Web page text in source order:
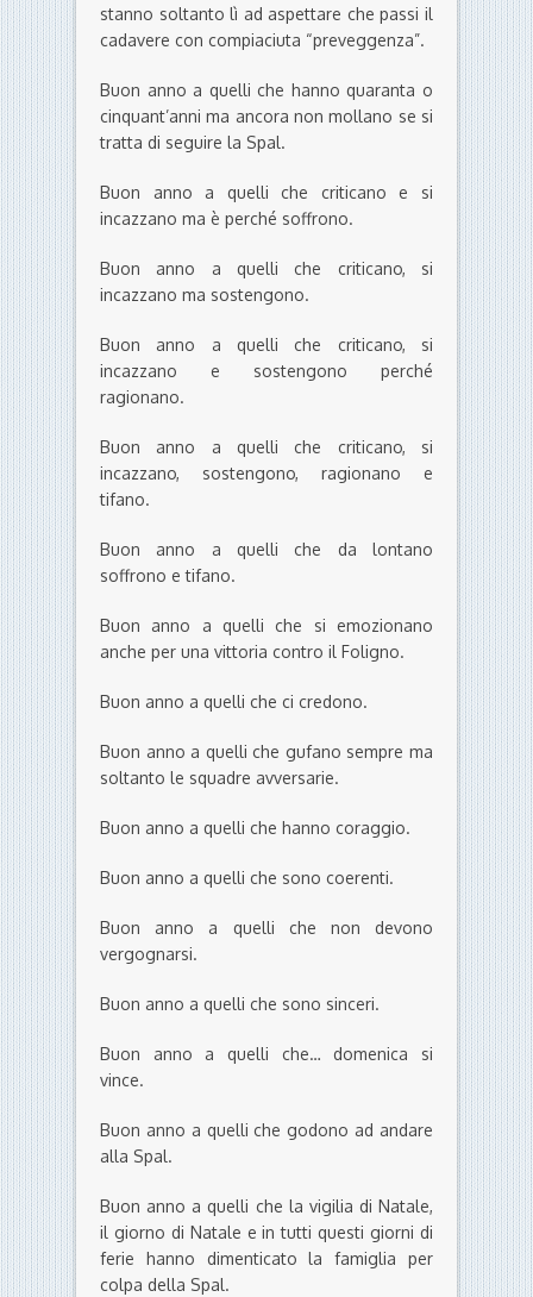
stanno soltanto lì ad aspettare che passi il
cadavere con compiaciuta “preveggenza”.
Buon anno a quelli che hanno quaranta o
cinquant’anni ma ancora non mollano se si
tratta di seguire la Spal.
Buon anno a quelli che criticano e si
incazzano ma è perché soffrono.
Buon anno a quelli che criticano, si
incazzano ma sostengono.
Buon anno a quelli che criticano, si
incazzano e sostengono perché
ragionano.
Buon anno a quelli che criticano, si
incazzano, sostengono, ragionano e
tifano.
Buon anno a quelli che da lontano
soffrono e tifano.
Buon anno a quelli che si emozionano
anche per una vittoria contro il Foligno.
Buon anno a quelli che ci credono.
Buon anno a quelli che gufano sempre ma
soltanto le squadre avversarie.
Buon anno a quelli che hanno coraggio.
Buon anno a quelli che sono coerenti.
Buon anno a quelli che non devono
vergognarsi.
Buon anno a quelli che sono sinceri.
Buon anno a quelli che… domenica si
vince.
Buon anno a quelli che godono ad andare
alla Spal.
Buon anno a quelli che la vigilia di Natale,
il giorno di Natale e in tutti questi giorni di
ferie hanno dimenticato la famiglia per
colpa della Spal.